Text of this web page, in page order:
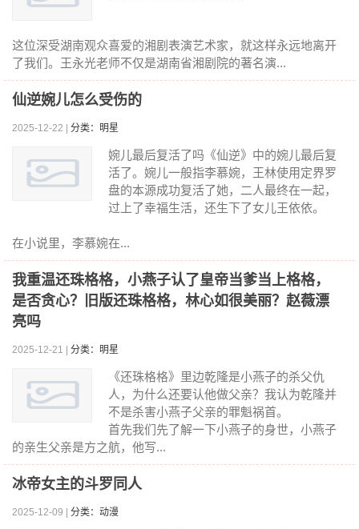
这位深受湖南观众喜爱的湘剧表演艺术家，就这样永远地离开
了我们。王永光老师不仅是湖南省湘剧院的著名演...
仙逆婉儿怎么受伤的
2025-12-22 | 分类：明星
婉儿最后复活了吗《仙逆》中的婉儿最后复
活了。婉儿一般指李慕婉，王林使用定界罗
盘的本源成功复活了她，二人最终在一起，
过上了幸福生活，还生下了女儿王依依。
在小说里，李慕婉在...
我重温还珠格格，小燕子认了皇帝当爹当上格格，
是否贪心？旧版还珠格格，林心如很美丽？赵薇漂
亮吗
2025-12-21 | 分类：明星
《还珠格格》里边乾隆是小燕子的杀父仇
人，为什么还要认他做父亲？我认为乾隆并
不是杀害小燕子父亲的罪魁祸首。
首先我们先了解一下小燕子的身世，小燕子
的亲生父亲是方之航，他写...
冰帝女主的斗罗同人
2025-12-09 | 分类：动漫